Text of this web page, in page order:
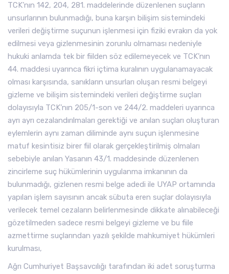
TCK’nın 142, 204, 281. maddelerinde düzenlenen suçların
unsurlarının bulunmadığı, buna karşın bilişim sistemindeki
verileri değiştirme suçunun işlenmesi için fiziki evrakın da yok
edilmesi veya gizlenmesinin zorunlu olmaması nedeniyle
hukuki anlamda tek bir fiilden söz edilemeyecek ve TCK’nın
44. maddesi uyarınca fikri içtima kuralının uygulanamayacak
olması karşısında, sanıkların unsurları oluşan resmi belgeyi
gizleme ve bilişim sistemindeki verileri değiştirme suçları
dolayısıyla TCK’nın 205/1-son ve 244/2. maddeleri uyarınca
ayrı ayrı cezalandırılmaları gerektiği ve anılan suçları oluşturan
eylemlerin aynı zaman diliminde aynı suçun işlenmesine
matuf kesintisiz birer fiil olarak gerçekleştirilmiş olmaları
sebebiyle anılan Yasanın 43/1. maddesinde düzenlenen
zincirleme suç hükümlerinin uygulanma imkanının da
bulunmadığı, gizlenen resmi belge adedi ile UYAP ortamında
yapılan işlem sayısının ancak sübuta eren suçlar dolayısıyla
verilecek temel cezaların belirlenmesinde dikkate alınabileceği
gözetilmeden sadece resmi belgeyi gizleme ve bu fiile
azmettirme suçlarından yazılı şekilde mahkumiyet hükümleri
kurulması,
Ağrı Cumhuriyet Başsavcılığı tarafından iki adet soruşturma